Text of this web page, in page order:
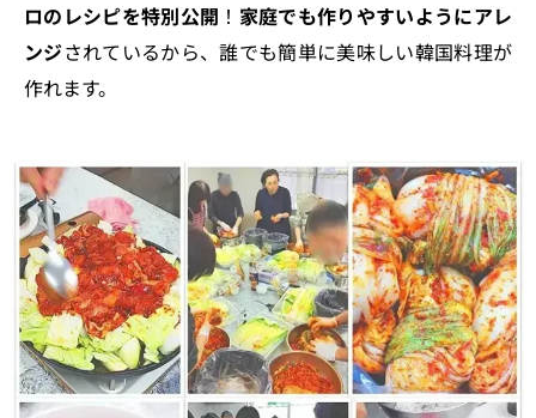
ロのレシピを特別公開 ！ 家庭でも作りやすいようにアレ
ンジされているから、誰でも簡単に美味しい韓国料理が
作れます。